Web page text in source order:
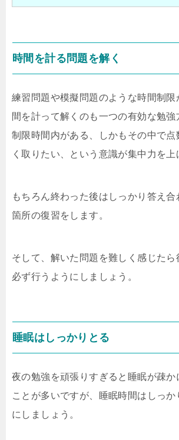
時間を計る問題を解く
練習問題や模擬問題のような時間制限
間を計って解くのも一つの有効な勉強
制限時間内がある、しかもその中で点
く取りたい、という意識が集中力を上
もちろん終わった後はしっかり答え合
箇所の復習をします。
そして、解いた問題を難しく感じたら
必ず行うようにしましょう。
睡眠はしっかりとる
夜の勉強を頑張りすぎると睡眠が疎か
ことが多いですが、睡眠時間はしっか
にしましょう。